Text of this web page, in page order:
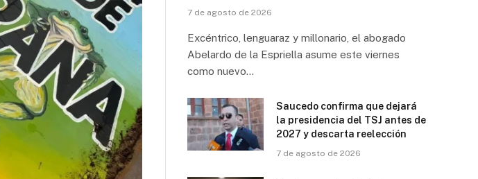
7 de agosto de 2026
Excéntrico, lenguaraz y millonario, el abogado
Abelardo de la Espriella asume este viernes
como nuevo…
Saucedo confirma que dejará
la presidencia del TSJ antes de
2027 y descarta reelección
7 de agosto de 2026